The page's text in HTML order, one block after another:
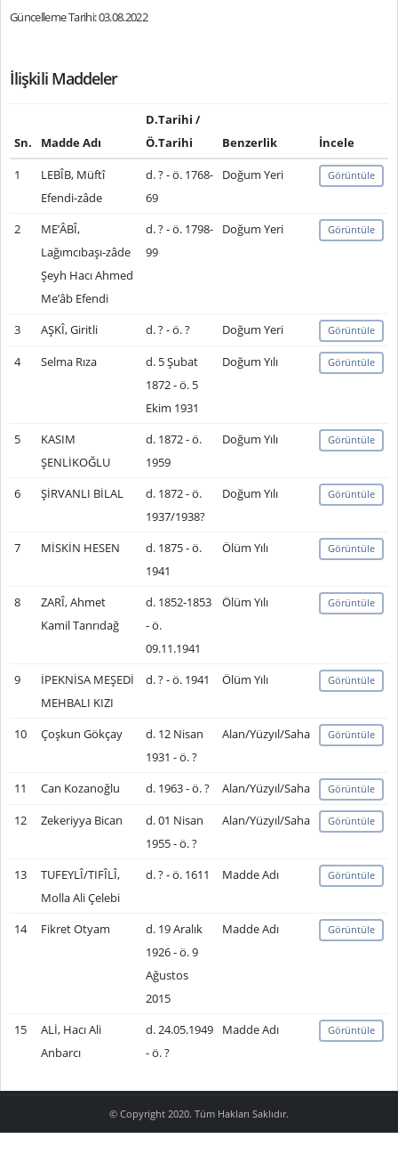
Güncelleme Tarihi: 03.08.2022
İlişkili Maddeler
Sn. Madde Adı
D.Tarihi /
Ö.Tarihi
Benzerlik
İncele
1
LEBÎB, Müftî
Efendi-zâde
d. ? - ö. 1768-
69
Doğum Yeri Görüntüle
2
ME’ÂBÎ,
Lağımcıbaşı-zâde
Şeyh Hacı Ahmed
Me’âb Efendi
d. ? - ö. 1798-
99
Doğum Yeri Görüntüle
3 AŞKÎ, Giritli d. ? - ö. ? Doğum Yeri Görüntüle
4 Selma Rıza
d. 5 Şubat
1872 - ö. 5
Ekim 1931
Doğum Yılı Görüntüle
5
KASIM
ŞENLİKOĞLU
d. 1872 - ö.
1959
Doğum Yılı Görüntüle
6 ŞİRVANLI BİLAL
d. 1872 - ö.
1937/1938?
Doğum Yılı Görüntüle
7 MİSKİN HESEN
d. 1875 - ö.
1941
Ölüm Yılı Görüntüle
8
ZARÎ, Ahmet
Kamil Tanrıdağ
d. 1852-1853
- ö.
09.11.1941
Ölüm Yılı Görüntüle
9
İPEKNİSA MEŞEDİ
MEHBALI KIZI
d. ? - ö. 1941 Ölüm Yılı Görüntüle
10 Çoşkun Gökçay
d. 12 Nisan
1931 - ö. ?
Alan/Yüzyıl/Saha Görüntüle
11 Can Kozanoğlu d. 1963 - ö. ? Alan/Yüzyıl/Saha Görüntüle
12 Zekeriyya Bican
d. 01 Nisan
1955 - ö. ?
Alan/Yüzyıl/Saha Görüntüle
13
TUFEYLÎ/TIFÎLÎ,
Molla Ali Çelebi
d. ? - ö. 1611 Madde Adı Görüntüle
14 Fikret Otyam
d. 19 Aralık
1926 - ö. 9
Ağustos
2015
Madde Adı Görüntüle
15
ALİ, Hacı Ali
Anbarcı
d. 24.05.1949
- ö. ?
Madde Adı Görüntüle
© Copyright 2020. Tüm Hakları Saklıdır.